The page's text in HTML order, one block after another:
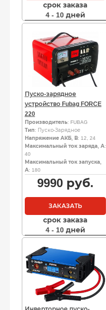
срок заказа
4 - 10 дней
Пуско-зарядное
устройство Fubag FORCE
220
Производитель: FUBAG
Тип: Пуско-Зарядное
Напряжение АКБ, В: 12, 24
Максимальный ток заряда, А:
40
Максимальный ток запуска,
А: 180
9990руб.
ЗАКАЗАТЬ
срок заказа
4 - 10 дней